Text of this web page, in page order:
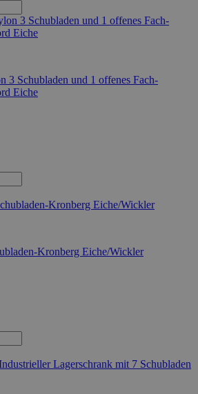
3 Schubladen und 1 offenes Fach-
Eiche
Kronberg Eiche/Wickler